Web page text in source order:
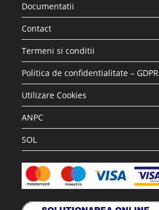
Documentatii
Contact
Termeni si conditii
Politica de confidentialitate – GDPR
Utilizare Cookies
ANPC
SOL